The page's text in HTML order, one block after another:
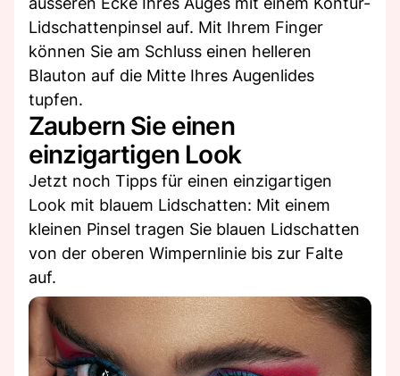
Lidschattenpinsel auf. Mit Ihrem Finger
können Sie am Schluss einen helleren
Blauton auf die Mitte Ihres Augenlides
tupfen.
Zaubern Sie einen
einzigartigen Look
Jetzt noch Tipps für einen einzigartigen
Look mit blauem Lidschatten: Mit einem
kleinen Pinsel tragen Sie blauen Lidschatten
von der oberen Wimpernlinie bis zur Falte
auf.